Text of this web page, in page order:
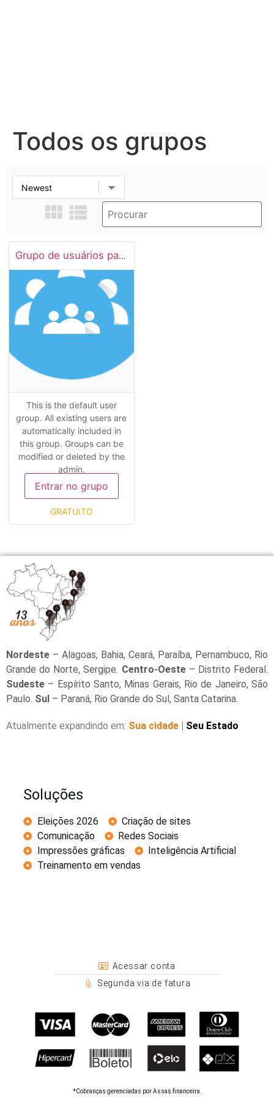
Todos os grupos
Grupo de usuários padrão
This is the default user
group. All existing users are
automatically included in
this group. Groups can be
modified or deleted by the
admin.
Entrar no grupo
GRATUITO
Nordeste – Alagoas, Bahia, Ceará, Paraíba, Pernambuco, Rio
Grande do Norte, Sergipe. Centro-Oeste– Distrito Federal.
Sudeste – Espírito Santo, Minas Gerais, Rio de Janeiro, São
Paulo. Sul – Paraná, Rio Grande do Sul, Santa Catarina.
Atualmente expandindo em: Sua cidade | Seu Estado
Soluções
Eleições 2026
Criação de sites
Comunicação
Redes Sociais
Impressões gráficas
Inteligência Artificial
Treinamento em vendas
Acessar conta
Segunda via de fatura
*Cobranças gerenciadas por Assas financeira.